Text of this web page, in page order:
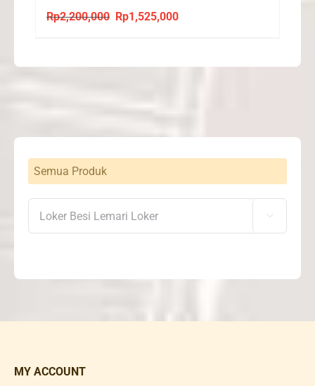
Rp2,200,000
Original
Rp1,525,000Current
Semua Produk

MY ACCOUNT